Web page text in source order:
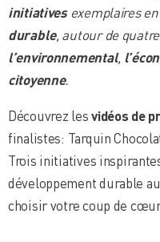
initiativesexemplaires
durable, autour de
l’environnemental,
citoyenne.
Découvrez lesvidéos de
finalistes: Tarquin
Trois initiatives
développement durable
choisir votre coup de